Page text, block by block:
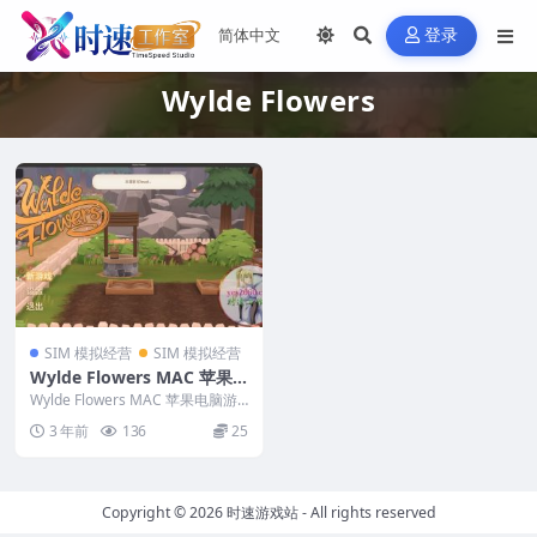
登录
Wylde Flowers
SIM 模拟经营 SIM 模拟经营
Wylde Flowers MAC 苹果
电脑游戏 原生中文版 支持10.
15 11 12 13
Wylde Flowers MAC 苹果电脑游
3 年前 136 25
Copyright © 2026时速游戏站- All rights reserved